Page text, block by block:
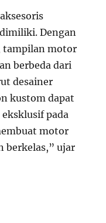
Dengan
tampilan motor
berbeda dari
desainer
kustom dapat
pada
motor
berkelas,” ujar